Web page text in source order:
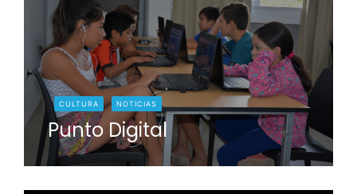
CULTURA NOTICIAS
Punto Digital